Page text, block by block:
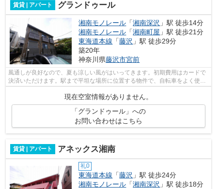
賃貸 | アパート グランドゥール
湘南モノレール 「湘南深沢 」駅 徒歩14分
湘南モノレール 「湘南町屋 」駅 徒歩21分
東海道本線 「藤沢 」駅 徒歩29分
築20年
神奈川県藤沢市宮前
風通しが良好なので、夏も涼しい風がはいってきます。初期費用はカードで
決済いただけます。駅まで平坦な場所に位置する物件で、自転車をよく使う
現在空室情報がありません。
「グランドゥール」への
お問い合わせはこちら
賃貸 | アパート アネックス湘南
礼0
東海道本線 「藤沢 」駅 徒歩24分
湘南モノレール 「湘南深沢 」駅 徒歩18分